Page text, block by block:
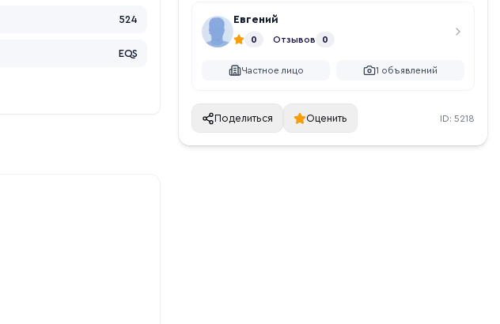
Евгений
0 Отзывов 0
Частное лицо 1 объявлений
Поделиться Оценить ID: 5218
524
EQS